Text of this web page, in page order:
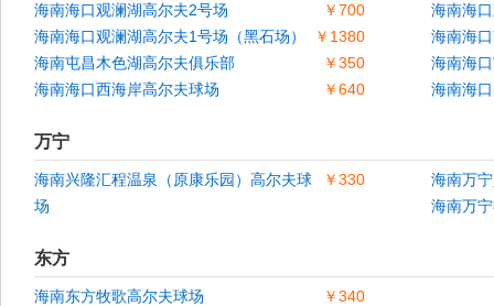
￥700
海南海口观澜湖高尔夫2号场
海南海
￥1380
海南海口观澜湖高尔夫1号场（黑石场）
海南海
￥350
海南屯昌木色湖高尔夫俱乐部
海南海
￥640
海南海口西海岸高尔夫球场 海南海
万宁
￥330
海南兴隆汇程温泉（原康乐园）高尔夫球
场
海南万
海南万
东方
￥340
海南东方牧歌高尔夫球场